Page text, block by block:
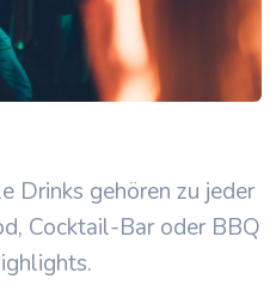
Drinks gehören zu jeder
Cocktail-Bar oder BBQ